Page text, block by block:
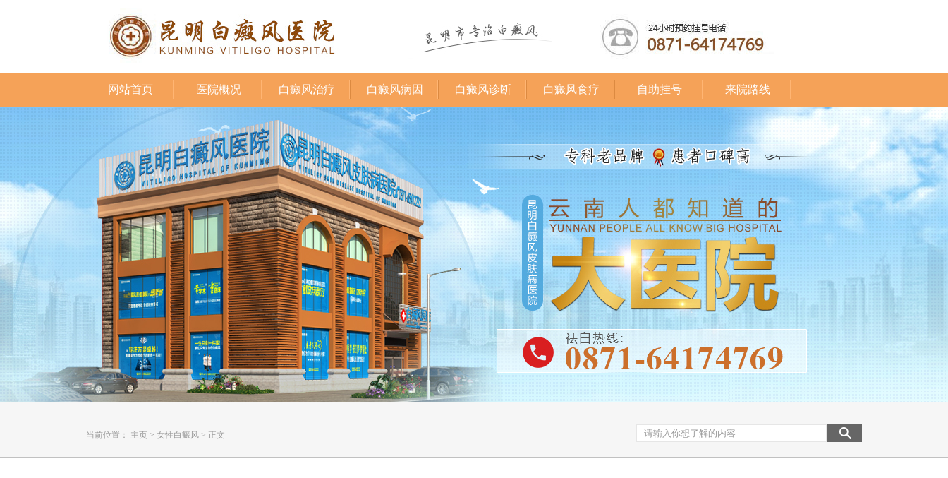
网站首页 医院概况 白癜风治疗 白癜风病因 白癜风诊断 白癜风食疗 自助挂号 来院路线
当前位置： 主页 > 女性白癜风 > 正文